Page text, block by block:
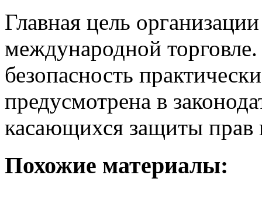
Главная цель
международной
безопасность
предусмотрена в
касающихся защиты прав
Похожие материалы: